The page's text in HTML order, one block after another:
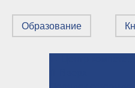
Образование